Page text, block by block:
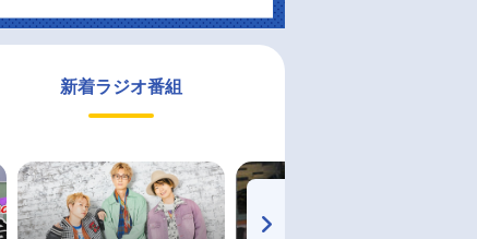
新着ラジオ番組